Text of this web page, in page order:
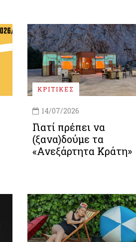
ΚΡΙΤΙΚΕΣ
14/07/2026
Γιατί πρέπει να
(ξανα)δούμε τα
«Ανεξάρτητα Κράτη»